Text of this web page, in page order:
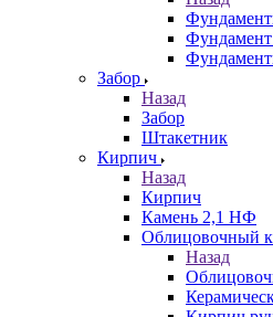
Забор
Назад
Забор
Штакетник
Кирпич
Назад
Кирпич
Камень 2,1 НФ
Облицовочный
Назад